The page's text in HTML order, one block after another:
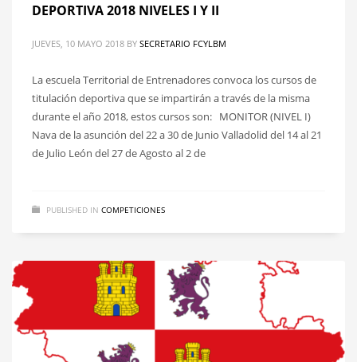
DEPORTIVA 2018 NIVELES I Y II
JUEVES, 10 MAYO 2018 BY SECRETARIO FCYLBM
La escuela Territorial de Entrenadores convoca los cursos de
titulación deportiva que se impartirán a través de la misma
durante el año 2018, estos cursos son: MONITOR (NIVEL I)
Nava de la asunción del 22 a 30 de Junio Valladolid del 14 al 21
de Julio León del 27 de Agosto al 2 de
PUBLISHED IN COMPETICIONES